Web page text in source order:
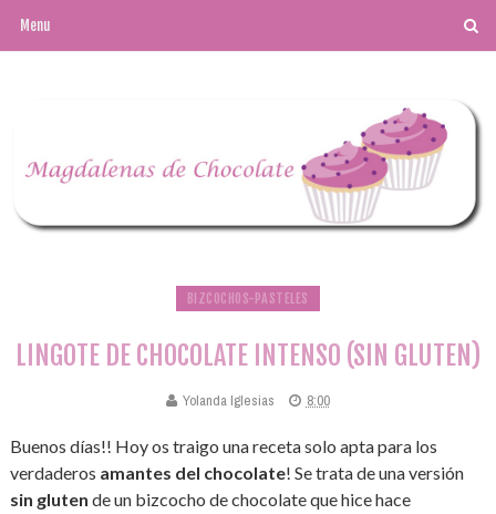
BIZCOCHOS-PASTELES
LINGOTE DE CHOCOLATE INTENSO (SIN GLUTEN)
Yolanda Iglesias 8:00
Buenos días!! Hoy os traigo una receta solo apta para los
verdaderos amantes del chocolate! Se trata de una versión
sin gluten de un bizcocho de chocolate que hice hace